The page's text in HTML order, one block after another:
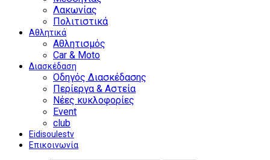
Λακωνίας
Πολιτιστικά
Αθλητικά
Αθλητισμός
Car & Moto
Διασκέδαση
Οδηγός Διασκέδασης
Περίεργα & Αστεία
Νέες κυκλοφορίες
Event
club
Eidisoulestv
Επικοινωνία